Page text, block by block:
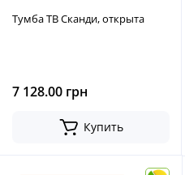
Тумба ТВ Сканди, открыта
7 128.00 грн
Купить